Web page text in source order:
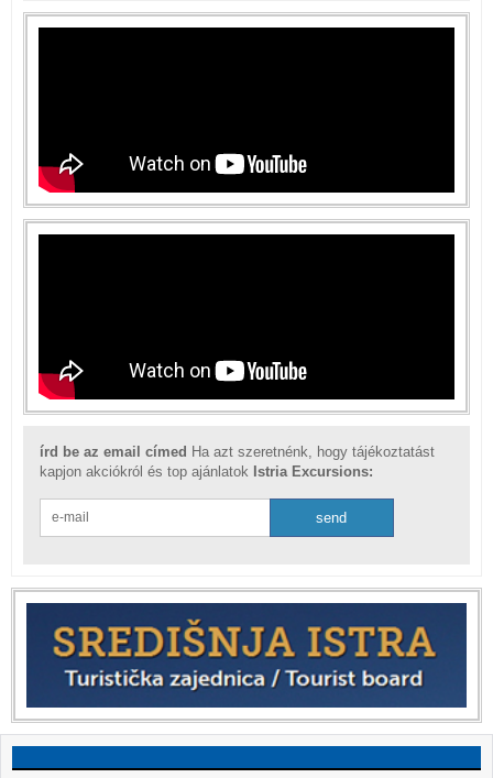
írd be az email címed Ha azt szeretnénk, hogy tájékoztatást
kapjon akciókról és top ajánlatok Istria Excursions: